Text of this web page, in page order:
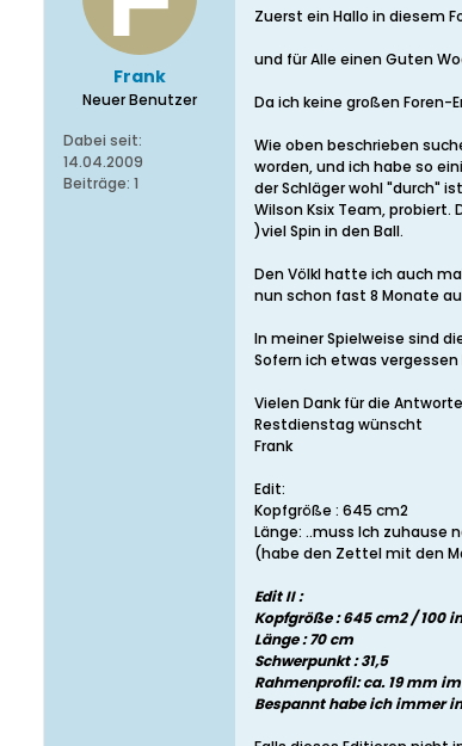
Frank
Neuer Benutzer
Dabei seit:
14.04.2009
Beiträge: 1
Zuerst ein Hallo in diesem
und für Alle einen Guten
Da ich keine großen
Wie oben beschrieben
worden, und ich habe so
der Schläger wohl "durch"
Wilson Ksix Team,
)viel Spin in den Ball.
Den Völkl hatte ich auch
nun schon fast 8 Monate
In meiner Spielweise sind
Sofern ich etwas
Vielen Dank für die
Restdienstag wünscht
Frank
Edit:
Kopfgröße : 645 cm2
Länge: ..muss Ich zuhause
(habe den Zettel mit den
Edit II :
Kopfgröße : 645 cm2 / 100
Länge : 70 cm
Schwerpunkt : 31,5
Rahmenprofil: ca. 19 mm
Bespannt habe ich immer